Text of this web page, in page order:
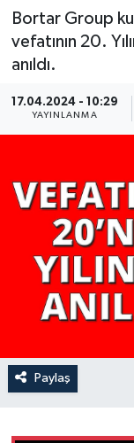
Bortar Group
vefatının 20.
anıldı.
17.04.2024 - 10:29
YAYINLANMA
Paylaş
POLİTİKA
SPOR